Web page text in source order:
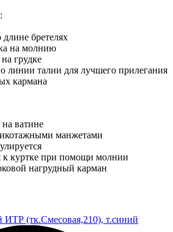
бретелях
на молнию
грудке
линии талии для лучшего прилегания
кармана
ватине
манжетами
к куртке при помощи молнии
нагрудный карман